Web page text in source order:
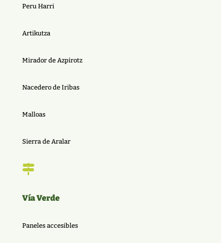
Peru Harri
Artikutza
Mirador de Azpirotz
Nacedero de Iribas
Malloas
Sierra de Aralar

Vía Verde
Paneles accesibles